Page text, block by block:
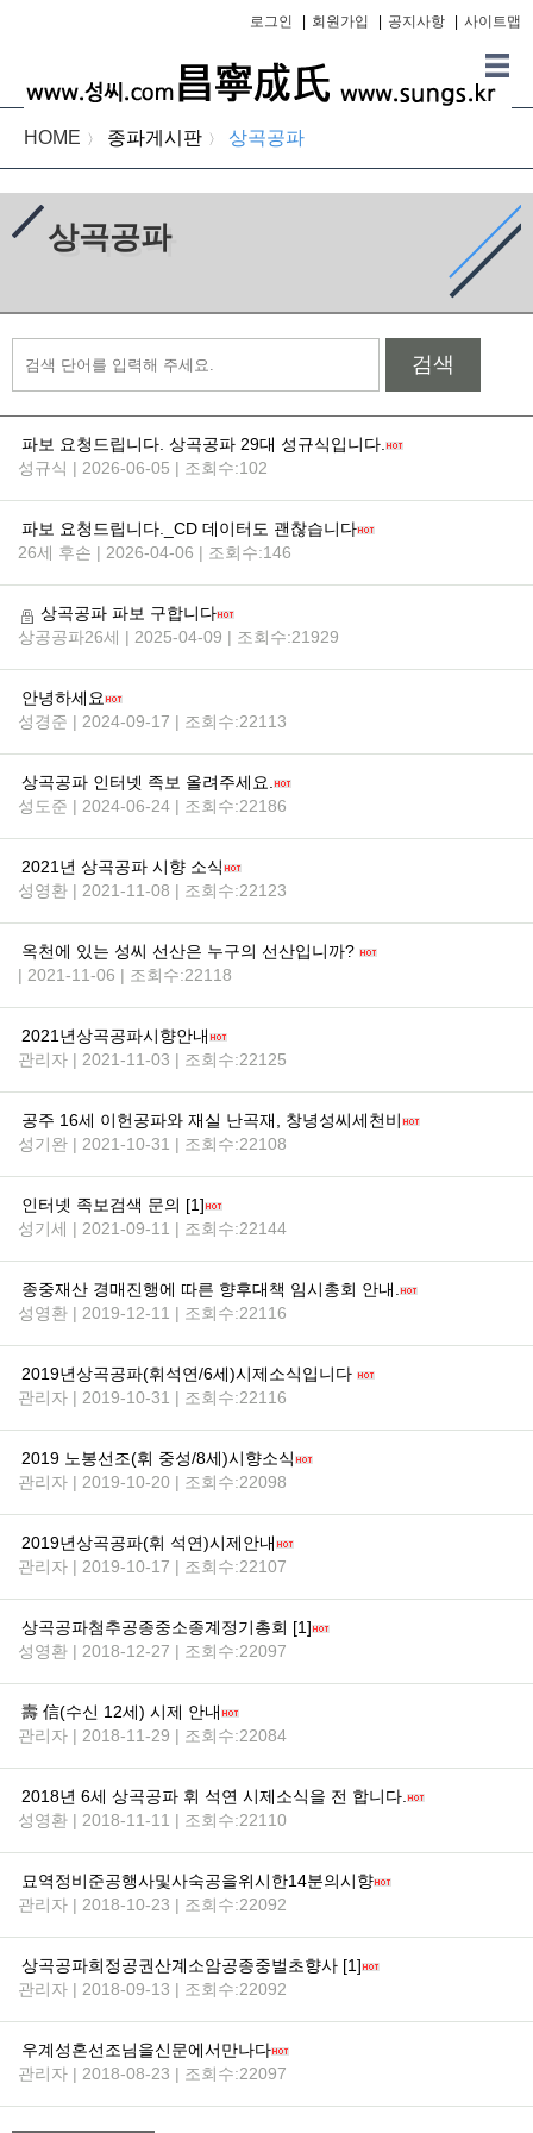
로그인 회원가입 공지사항 사이트맵
HOME 〉 종파게시판 〉 상곡공파
상곡공파
검색
파보 요청드립니다. 상곡공파 29대 성규식입니다.
성규식 | 2026-06-05 | 조회수:102
파보 요청드립니다._CD 데이터도 괜찮습니다
26세 후손 | 2026-04-06 | 조회수:146
상곡공파 파보 구합니다
상공공파26세 | 2025-04-09 | 조회수:21929
안녕하세요
성경준 | 2024-09-17 | 조회수:22113
상곡공파 인터넷 족보 올려주세요.
성도준 | 2024-06-24 | 조회수:22186
2021년 상곡공파 시향 소식
성영환 | 2021-11-08 | 조회수:22123
옥천에 있는 성씨 선산은 누구의 선산입니까?
| 2021-11-06 | 조회수:22118
2021년상곡공파시향안내
관리자 | 2021-11-03 | 조회수:22125
공주 16세 이헌공파와 재실 난곡재, 창녕성씨세천비
성기완 | 2021-10-31 | 조회수:22108
인터넷 족보검색 문의 [1]
성기세 | 2021-09-11 | 조회수:22144
종중재산 경매진행에 따른 향후대책 임시총회 안내.
성영환 | 2019-12-11 | 조회수:22116
2019년상곡공파(휘석연/6세)시제소식입니다
관리자 | 2019-10-31 | 조회수:22116
2019 노봉선조(휘 중성/8세)시향소식
관리자 | 2019-10-20 | 조회수:22098
2019년상곡공파(휘 석연)시제안내
관리자 | 2019-10-17 | 조회수:22107
상곡공파첨추공종중소종계정기총회 [1]
성영환 | 2018-12-27 | 조회수:22097
壽 信(수신 12세) 시제 안내
관리자 | 2018-11-29 | 조회수:22084
2018년 6세 상곡공파 휘 석연 시제소식을 전 합니다.
성영환 | 2018-11-11 | 조회수:22110
묘역정비준공행사및사숙공을위시한14분의시향
관리자 | 2018-10-23 | 조회수:22092
상곡공파희정공권산계소암공종중벌초향사 [1]
관리자 | 2018-09-13 | 조회수:22092
우계성혼선조님을신문에서만나다
관리자 | 2018-08-23 | 조회수:22097